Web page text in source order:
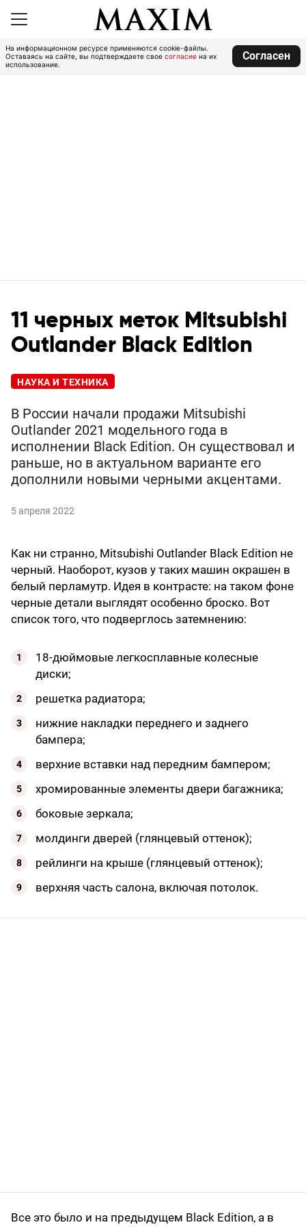
На информационном ресурсе применяются cookie-файлы.
Оставаясь на сайте, вы подтверждаете свое согласие на их
использование.
Согласен
11 черных меток Mitsubishi
Outlander Black Edition
НАУКА И ТЕХНИКА
В России начали продажи Mitsubishi
Outlander 2021 модельного года в
исполнении Black Edition. Он существовал и
раньше, но в актуальном варианте его
дополнили новыми черными акцентами.
5 апреля 2022
Как ни странно, Mitsubishi Outlander Black Edition не
черный. Наоборот, кузов у таких машин окрашен в
белый перламутр. Идея в контрасте: на таком фоне
черные детали выглядят особенно броско. Вот
список того, что подверглось затемнению:
18-дюймовые легкосплавные колесные
диски;
решетка радиатора;
нижние накладки переднего и заднего
бампера;
верхние вставки над передним бампером;
хромированные элементы двери багажника;
боковые зеркала;
молдинги дверей (глянцевый оттенок);
рейлинги на крыше (глянцевый оттенок);
верхняя часть салона, включая потолок.
Все это было и на предыдущем Black Edition, а в